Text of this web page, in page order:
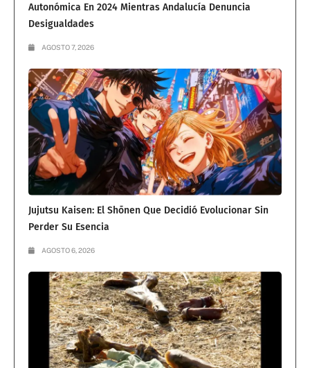
Autonómica En 2024 Mientras Andalucía Denuncia
Desigualdades
AGOSTO 7, 2026
Jujutsu Kaisen: El Shōnen Que Decidió Evolucionar Sin
Perder Su Esencia
AGOSTO 6, 2026